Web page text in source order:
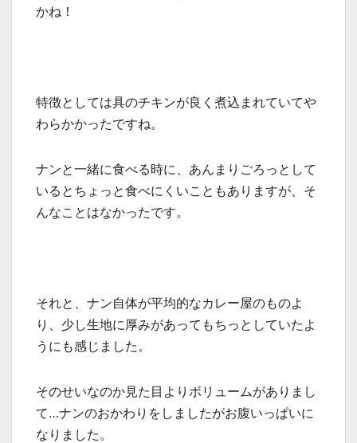
かね！
特徴としては具のチキンが良く煮込まれていてや
わらかかったですね。
ナンと一緒に食べる時に、あんまりごろっとして
いるとちょっと食べにくいこともありますが、そ
んなことはなかったです。
それと、ナン自体が平均的なカレー屋のものよ
り、少し生地に厚みがあってもちっとしていたよ
うにも感じました。
そのせいなのか見た目よりボリュームがありまし
て…ナンのおかわりをしましたがお腹いっぱいに
なりました。